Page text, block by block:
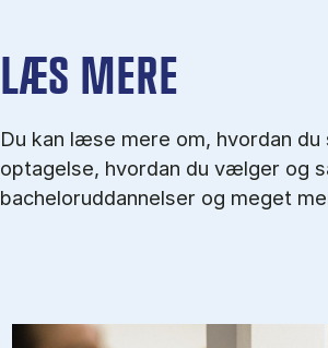
LÆS MERE
Du kan læse mere om, hvordan du
optagelse, hvordan du vælger og
bacheloruddannelser og meget